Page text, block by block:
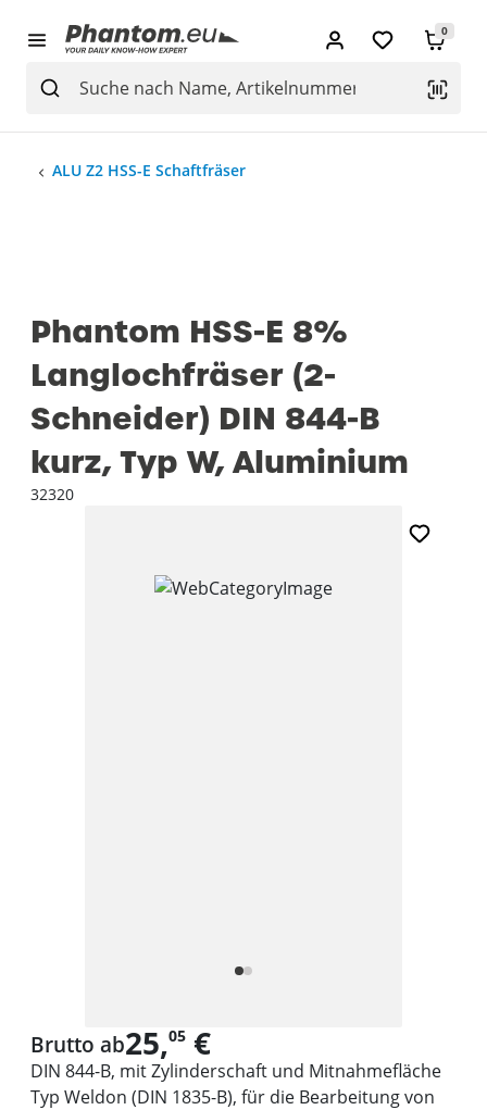
0
ALU Z2 HSS-E Schaftfräser
Phantom HSS-E 8%
Langlochfräser (2-
Schneider) DIN 844-B
kurz, Typ W, Aluminium
32320
Brutto ab25,05 €
DIN 844-B, mit Zylinderschaft und Mitnahmefläche
Typ Weldon (DIN 1835-B), für die Bearbeitung von